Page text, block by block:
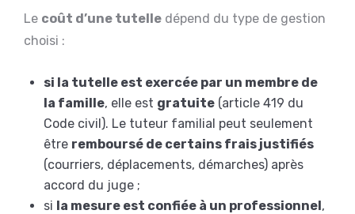
Le coût d’une tutelle dépend du type de gestion
choisi :
si la tutelle est exercée par un membre de
la famille, elle est gratuite (article 419 du
Code civil). Le tuteur familial peut seulement
être remboursé de certains frais justifiés
(courriers, déplacements, démarches) après
accord du juge ;
si la mesure est confiée à un professionnel,